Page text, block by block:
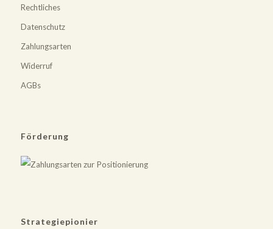
Rechtliches
Datenschutz
Zahlungsarten
Widerruf
AGBs
Förderung
Strategiepionier